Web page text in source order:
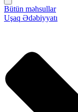
Bütün məhsullar
Uşaq Ədəbiyyatı